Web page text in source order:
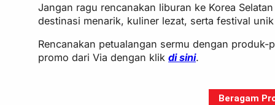
Jangan ragu rencanakan liburan ke Korea
destinasi menarik, kuliner lezat, serta festival
Rencanakan petualangan sermu dengan
promo dari Via dengan klikdi sini.
Beragam